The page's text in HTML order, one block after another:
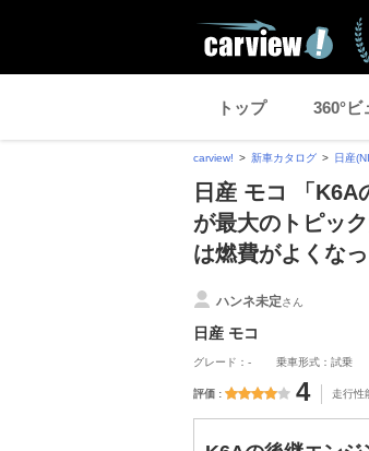
トップ 360°ビ
carview! 新車カタログ 日産
日産 モコ 「K6A
が最大のトピッ
は燃費がよくな
ハンネ未定さん
日産 モコ
グレード：- 乗車形式：試乗
評価 4 走行性